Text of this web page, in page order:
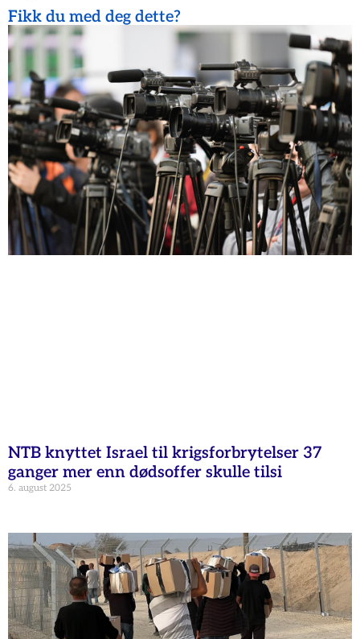
Fikk du med deg dette?
NTB knyttet Israel til krigsforbrytelser 37
ganger mer enn dødsoffer skulle tilsi
6. august 2025